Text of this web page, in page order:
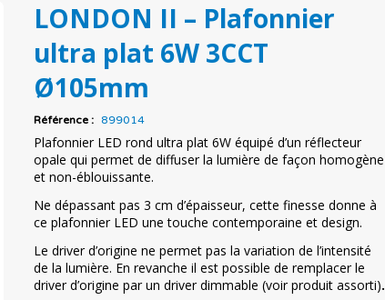
LONDON II – Plafonnier
ultra plat 6W 3CCT
Ø105mm
Référence : 899014
Plafonnier LED rond ultra plat 6W équipé d’un réflecteur
opale qui permet de diffuser la lumière de façon homogène
et non-éblouissante.
Ne dépassant pas 3 cm d’épaisseur, cette finesse donne à
ce plafonnier LED une touche contemporaine et design.
Le driver d’origine ne permet pas la variation de l’intensité
de la lumière. En revanche il est possible de remplacer le
driver d’origine par un driver dimmable (voir produit assorti).